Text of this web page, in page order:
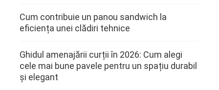
Cum contribuie un panou sandwich la
eficiența unei clădiri tehnice
Ghidul amenajării curții în 2026: Cum alegi
cele mai bune pavele pentru un spațiu durabil
și elegant